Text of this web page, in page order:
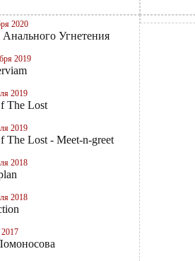
2020
Анального Угнетения
2019
2019
The Lost
2019
The Lost - Meet-n-greet
2018
2018